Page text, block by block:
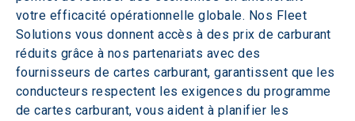
votre efficacité opérationnelle globale. Nos Fleet
Solutions vous donnent accès à des prix de carburant
réduits grâce à nos partenariats avec des
fournisseurs de cartes carburant, garantissent que les
conducteurs respectent les exigences du programme
de cartes carburant, vous aident à planifier les